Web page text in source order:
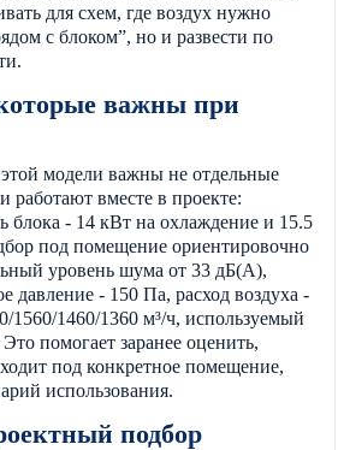
для схем, где воздух нужно
с блоком”, но и развести по
важны при
модели важны не отдельные
работают вместе в проекте:
блока - 14 кВт на охлаждение и 15.5
под помещение ориентировочно
уровень шума от 33 дБ(А),
давление - 150 Па, расход воздуха -
1560/1460/1360 м³/ч, используемый
помогает заранее оценить,
под конкретное помещение,
использования.
подбор